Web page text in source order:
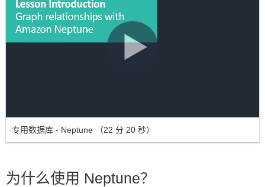
专用数据库 - Neptune （22 分 20 秒）
为什么使用 Neptune？